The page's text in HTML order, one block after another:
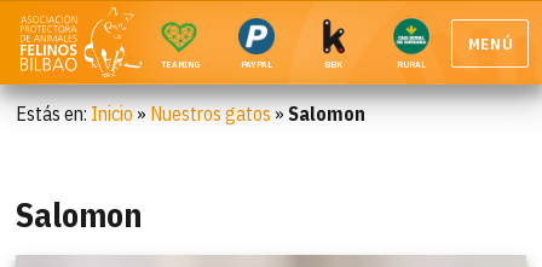
TEAMING PAYPAL BBK RURAL
MENÚ
Estás en: Inicio » Nuestros gatos »Salomon
Salomon